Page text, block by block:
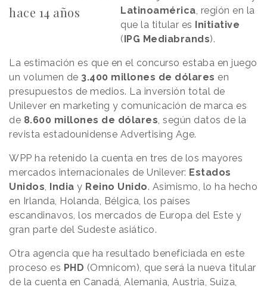
hace 14 años
Latinoamérica, región en la
que la titular es
Initiative
( IPG Mediabrands).
La estimación es que en el concurso estaba en juego
un volumen de 3.400 millones de dólares en
presupuestos de medios. La inversión total de
Unilever en marketing y comunicación de marca es
de 8.600 millones de dólares, según datos de la
revista estadounidense Advertising Age.
WPP ha retenido la cuenta en tres de los mayores
mercados internacionales de Unilever: Estados
Unidos, India y Reino Unido. Asimismo, lo ha hecho
en Irlanda, Holanda, Bélgica, los países
escandinavos, los mercados de Europa del Este y
gran parte del Sudeste asiático.
Otra agencia que ha resultado beneficiada en este
proceso es PHD (Omnicom), que será la nueva titular
de la cuenta en Canadá, Alemania, Austria, Suiza,